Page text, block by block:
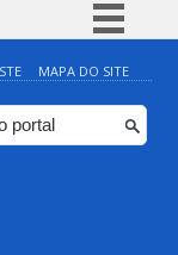
BR
MAPA DO SITE